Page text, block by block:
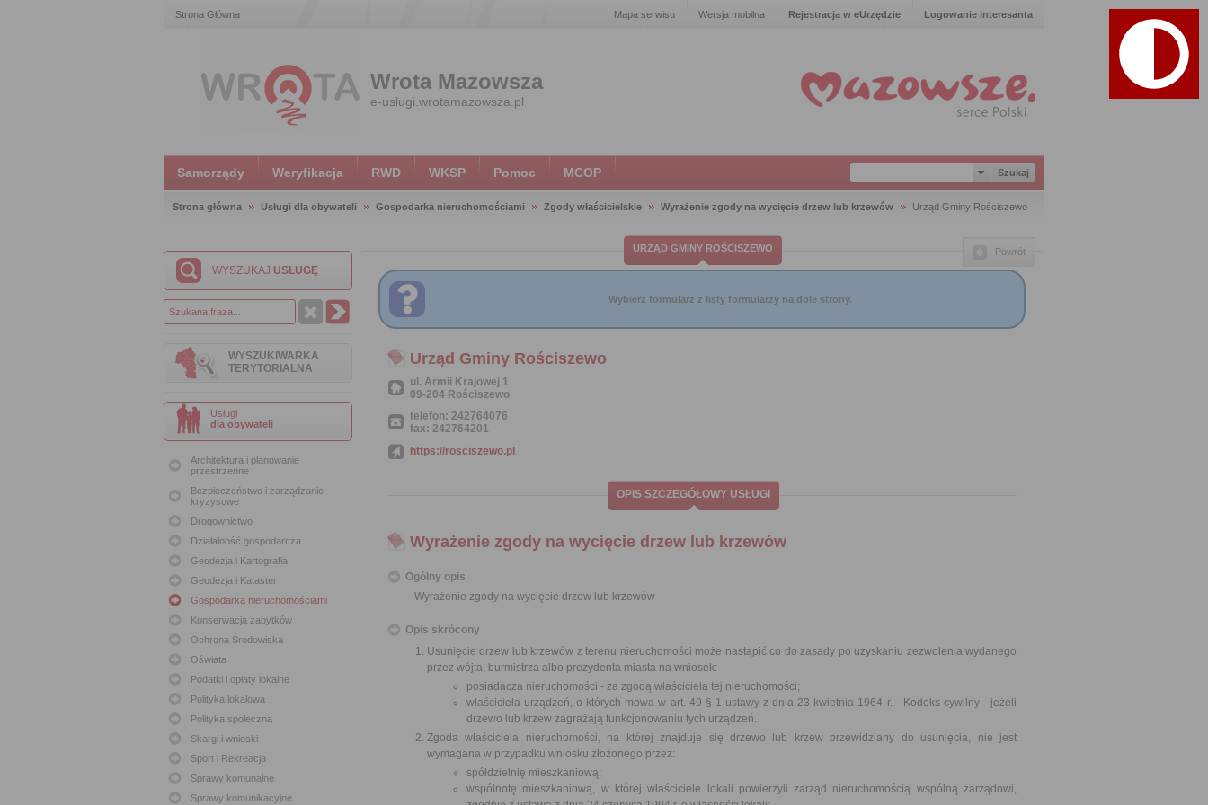
Strona Główna Mapa serwisu Wersja mobilna Rejestracja w eUrzędzie Logowanie interesanta
Wrota Mazowsza
e-uslugi.wrotamazowsza.pl
Samorządy Weryfikacja RWD WKSP Pomoc MCOP
Strona główna Usługi dla obywateli Gospodarka nieruchomościami Zgody właścicielskie Wyrażenie zgody na wycięcie drzew lub krzewów Urząd Gminy Rościszewo
WYSZUKAJ USŁUGĘ
WYSZUKIWARKA
TERYTORIALNA
Usługi
dla obywateli
Architektura i planowanie
przestrzenne
Bezpieczeństwo i zarządzanie
kryzysowe
Drogownictwo
Działalność gospodarcza
Geodezja i Kartografia
Geodezja i Kataster
Gospodarka nieruchomościami
Konserwacja zabytków
Ochrona Środowiska
Oświata
Podatki i opłaty lokalne
Polityka lokalowa
Polityka społeczna
Skargi i wnioski
Sport i Rekreacja
Sprawy komunalne
Sprawy komunikacyjne
URZĄD GMINY ROŚCISZEWO Powrót
Wybierz formularz z listy formularzy na dole strony.
Urząd Gminy Rościszewo
ul. Armii Krajowej 1
09-204 Rościszewo
telefon: 242764076
fax: 242764201
https://rosciszewo.pl
OPIS SZCZEGÓŁOWY USŁUGI
Wyrażenie zgody na wycięcie drzew lub krzewów
Ogólny opis
Wyrażenie zgody na wycięcie drzew lub krzewów
Opis skrócony
Usunięcie drzew lub krzewów z terenu nieruchomości może nastąpić co do zasady po uzyskaniu zezwolenia wydanego
przez wójta, burmistrza albo prezydenta miasta na wniosek:
posiadacza nieruchomości - za zgodą właściciela tej nieruchomości;
właściciela urządzeń, o których mowa w art. 49 § 1 ustawy z dnia 23 kwietnia 1964 r. - Kodeks cywilny - jeżeli
drzewo lub krzew zagrażają funkcjonowaniu tych urządzeń.
Zgoda właściciela nieruchomości, na której znajduje się drzewo lub krzew przewidziany do usunięcia, nie jest
wymagana w przypadku wniosku złożonego przez:
spółdzielnię mieszkaniową;
wspólnotę mieszkaniową, w której właściciele lokali powierzyli zarząd nieruchomością wspólną zarządowi,